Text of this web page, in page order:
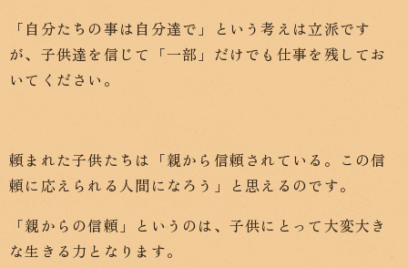
「自分たちの事は自分達で」という考えは立派です
が、子供達を信じて「一部」だけでも仕事を残してお
いてください。
頼まれた子供たちは「親から信頼されている。この信
頼に応えられる人間になろう」と思えるのです。
「親からの信頼」というのは、子供にとって大変大き
な生きる力となります。